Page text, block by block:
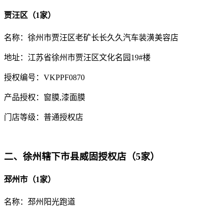
贾汪区（1家）
名称：徐州市贾汪区老矿长长久久汽车装潢美容店
地址：江苏省徐州市贾汪区文化名园19#楼
授权编号：VKPPF0870
产品授权：窗膜,漆面膜
门店等级：普通授权店
二、徐州辖下市县威固授权店（5家）
邳州市（1家）
名称：邳州阳光跑道